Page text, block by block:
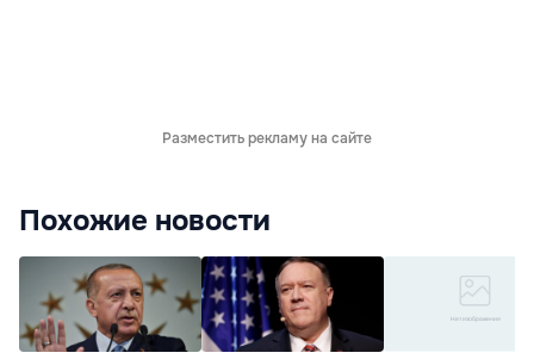
Разместить рекламу на сайте
Похожие новости